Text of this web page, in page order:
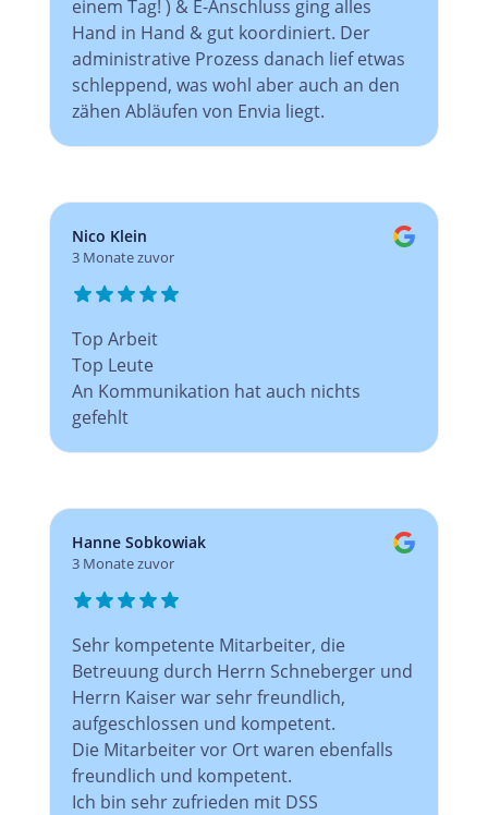
einem Tag! ) & E-Anschluss ging alles
Hand in Hand & gut koordiniert. Der
administrative Prozess danach lief etwas
schleppend, was wohl aber auch an den
zähen Abläufen von Envia liegt.
Nico Klein
3 Monate zuvor
Top Arbeit
Top Leute
An Kommunikation hat auch nichts
gefehlt
Hanne Sobkowiak
3 Monate zuvor
Sehr kompetente Mitarbeiter, die
Betreuung durch Herrn Schneberger und
Herrn Kaiser war sehr freundlich,
aufgeschlossen und kompetent.
Die Mitarbeiter vor Ort waren ebenfalls
freundlich und kompetent.
Ich bin sehr zufrieden mit DSS